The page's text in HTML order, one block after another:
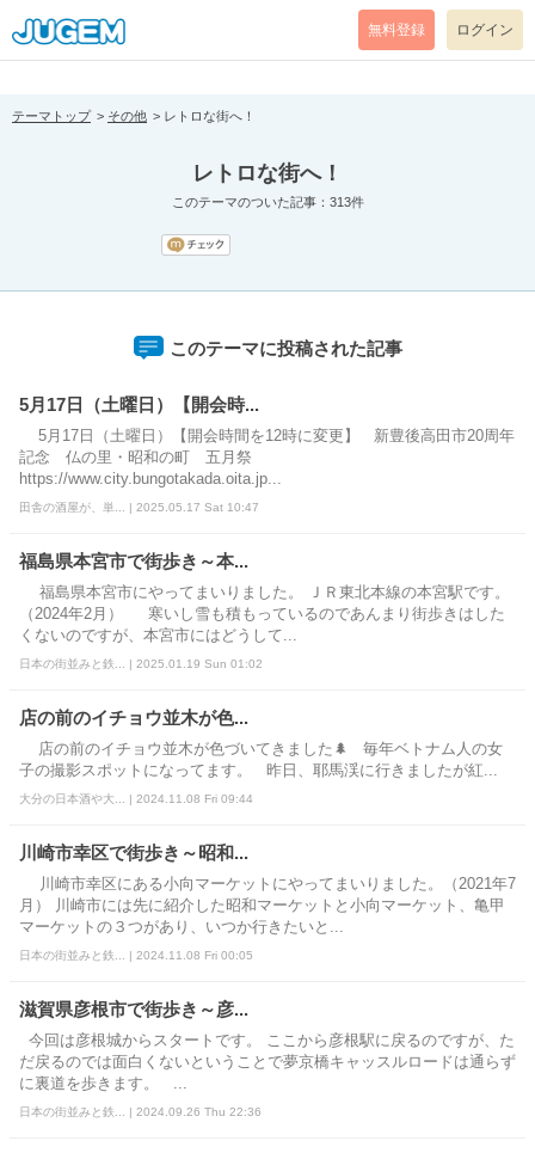
[pear_error: message="Success" code=0 mode=return level=notice
prefix="" info=""]
無料登録 ログイン
テーマトップ その他 レトロな街へ！
レトロな街へ！
このテーマのついた記事：313件
このテーマに投稿された記事
5月17日（土曜日）【開会時...
5月17日（土曜日）【開会時間を12時に変更】 新豊後高田市20周年
記念 仏の里・昭和の町 五月祭
https://www.city.bungotakada.oita.jp...
田舎の酒屋が、単... | 2025.05.17 Sat 10:47
福島県本宮市で街歩き～本...
福島県本宮市にやってまいりました。 ＪＲ東北本線の本宮駅です。
（2024年2月） 寒いし雪も積もっているのであんまり街歩きはした
くないのですが、本宮市にはどうして...
日本の街並みと鉄... | 2025.01.19 Sun 01:02
店の前のイチョウ並木が色...
店の前のイチョウ並木が色づいてきました🌲 毎年ベトナム人の女
子の撮影スポットになってます。 昨日、耶馬渓に行きましたが紅...
大分の日本酒や大... | 2024.11.08 Fri 09:44
川崎市幸区で街歩き～昭和...
川崎市幸区にある小向マーケットにやってまいりました。（2021年7
月） 川崎市には先に紹介した昭和マーケットと小向マーケット、亀甲
マーケットの３つがあり、いつか行きたいと...
日本の街並みと鉄... | 2024.11.08 Fri 00:05
滋賀県彦根市で街歩き～彦...
今回は彦根城からスタートです。 ここから彦根駅に戻るのですが、た
だ戻るのでは面白くないということで夢京橋キャッスルロードは通らず
に裏道を歩きます。 ...
日本の街並みと鉄... | 2024.09.26 Thu 22:36